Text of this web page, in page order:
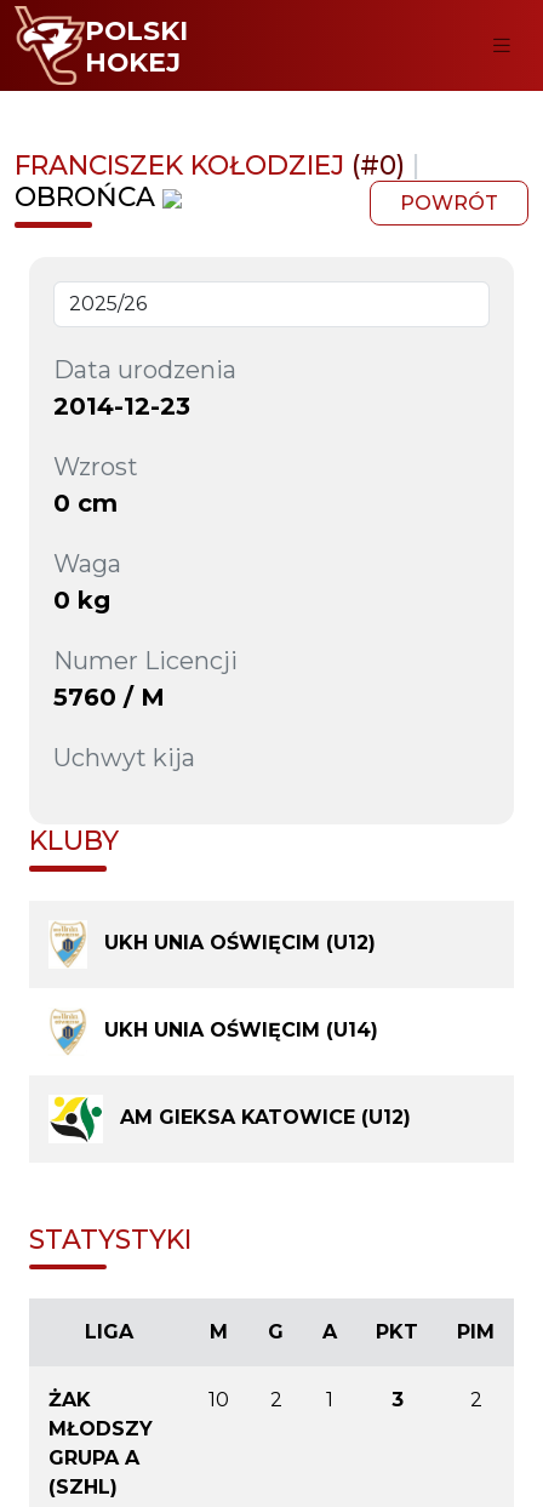
POLSKI
HOKEJ
FRANCISZEK KOŁODZIEJ (#0) |
OBROŃCA
POWRÓT
Data urodzenia
2014-12-23
Wzrost
0 cm
Waga
0 kg
Numer Licencji
5760 / M
Uchwyt kija
KLUBY
UKH UNIA OŚWIĘCIM (U12)
UKH UNIA OŚWIĘCIM (U14)
AM GIEKSA KATOWICE (U12)
STATYSTYKI
LIGA M G A PKT PIM
ŻAK
MŁODSZY
GRUPA A
(SZHL)
10 2 1 3 2